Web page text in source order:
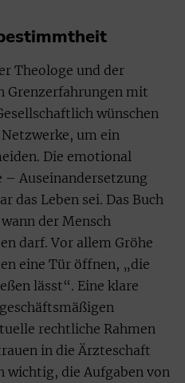
Theologe und der
Grenzerfahrungen mit
wünschen
um ein
Die emotional
Auseinandersetzung
das Leben sei. Das Buch
der Mensch
darf. Vor allem Gröhe
eine Tür öffnen, „die
lässt“. Eine klare
rechtliche Rahmen
in die Ärzteschaft
wichtig, die Aufgaben von